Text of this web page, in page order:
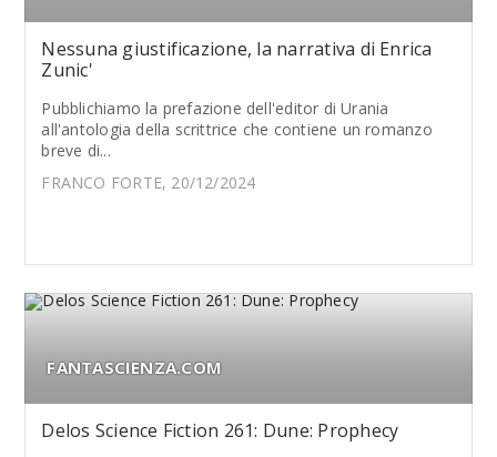
Nessuna giustificazione, la narrativa di Enrica
Zunic'
Pubblichiamo la prefazione dell'editor di Urania
all'antologia della scrittrice che contiene un romanzo
breve di...
FRANCO FORTE, 20/12/2024
FANTASCIENZA.COM
Delos Science Fiction 261: Dune: Prophecy